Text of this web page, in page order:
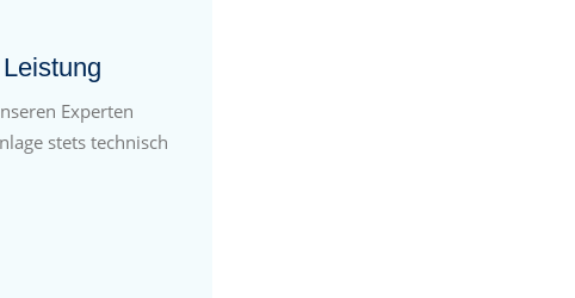
Experten
stets technisch